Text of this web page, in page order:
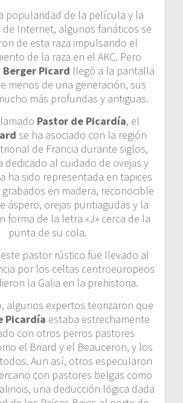
popularidad de la película y la
Internet, algunos fanáticos se
de esta raza impulsando el
de la raza en el AKC. Pero
Berger Picard llegó a la pantalla
menos de una generación, sus
más profundas y antiguas.
Pastor de Picardía, el
se ha asociado con la región
de Francia durante siglos,
dedicado al cuidado de ovejas y
ha sido representada en tapices
grabados en madera, reconocible
áspero, orejas puntiagudas y la
forma de la letra «J» cerca de la
punta de su cola.
pastor rústico fue llevado al
por los celtas centroeuropeos
la Galia en la prehistoria.
algunos expertos teorizaron que
Picardía estaba estrechamente
con otros perros pastores
el Briard y el Beauceron, y los
Aun así, otros especularon
con pastores belgas como
una deducción lógica dada